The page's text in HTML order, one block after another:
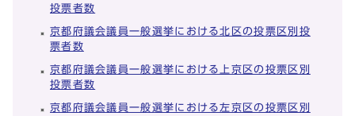
投票者数
京都府議会議員一般選挙における北区の投票区別投
票者数
京都府議会議員一般選挙における上京区の投票区別
投票者数
京都府議会議員一般選挙における左京区の投票区別